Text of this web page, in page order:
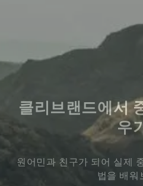
클리브랜드에서
우
원어민과 친구가 되어 실제
법을 배워